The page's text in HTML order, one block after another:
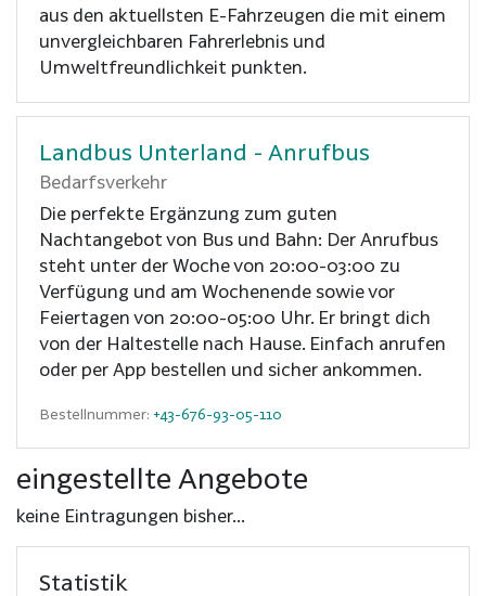
aus den aktuellsten E-Fahrzeugen die mit einem
unvergleichbaren Fahrerlebnis und
Umweltfreundlichkeit punkten.
Landbus Unterland - Anrufbus
Bedarfsverkehr
Die perfekte Ergänzung zum guten
Nachtangebot von Bus und Bahn: Der Anrufbus
steht unter der Woche von 20:00-03:00 zu
Verfügung und am Wochenende sowie vor
Feiertagen von 20:00-05:00 Uhr. Er bringt dich
von der Haltestelle nach Hause. Einfach anrufen
oder per App bestellen und sicher ankommen.
Bestellnummer: +43-676-93-05-110
eingestellte Angebote
keine Eintragungen bisher...
Statistik